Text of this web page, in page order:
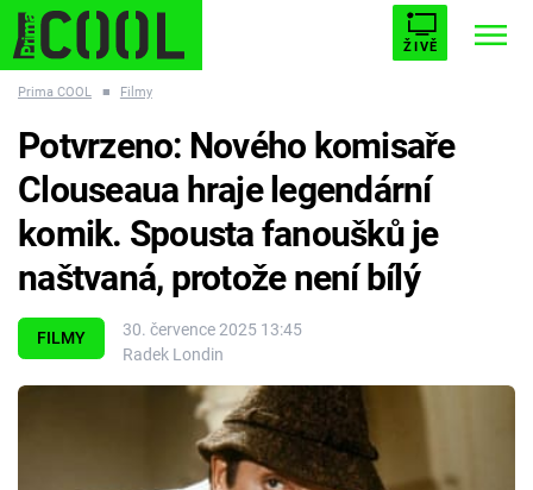
ŽIVĚ
ESCAPE PLNEJ KOTEL AVENGERS 5
Témata
Filmy
Prima COOL ■ Filmy
FILMY
30. července 2025 13:45
Radek Londin
Potvrzeno: Nového komisaře
Clouseaua hraje legendární
komik. Spousta fanoušků je
naštvaná, protože není bílý